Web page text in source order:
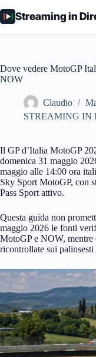
al
contenuto
Streaming in
Dove vedere MotoGP
NOW
Claudio
STREAMING IN
Il GP d’Italia MotoGP
domenica 31 maggio
maggio alle 14:00 ora
Sky Sport MotoGP, con
Pass Sport attivo.
Questa guida non
maggio 2026 le fonti
MotoGP e NOW,
ricontrollate sui